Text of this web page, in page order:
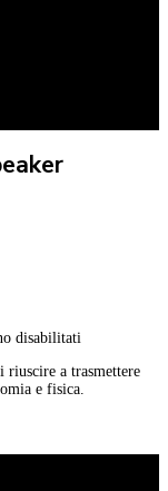
disabilitati
riuscire a trasmettere
e fisica.